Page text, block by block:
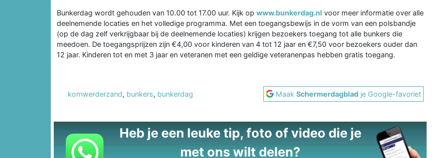
Bunkerdag wordt gehouden van 10.00 tot 17.00 uur. Kijk op www.bunkerdag.nl voor meer informatie over alle
deelnemende locaties en het volledige programma. Met een toegangsbewijs in de vorm van een polsbandje
(op de dag zelf verkrijgbaar bij de deelnemende locaties) krijgen bezoekers toegang tot alle bunkers die
meedoen. De toegangsprijzen zijn €4,00 voor kinderen van 4 tot 12 jaar en €7,50 voor bezoekers ouder dan
12 jaar. Kinderen tot en met 3 jaar en veteranen met een geldige veteranenpas hebben gratis toegang.
kornwerderzand, bunkers, bunkerdag MaakSchermerdagblad je Google-favoriet
Heb je een leuke tip, foto of video die je
met ons wilt delen?